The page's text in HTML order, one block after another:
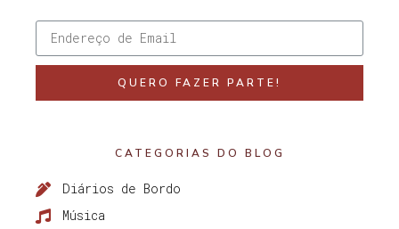
QUERO FAZER PARTE!
CATEGORIAS DO BLOG
Diários de Bordo
Música